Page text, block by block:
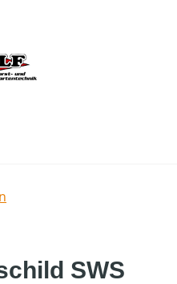
SWS